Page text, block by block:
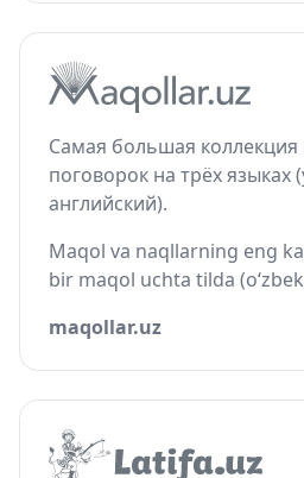
Самая большая коллекция
поговорок на трёх языках
английский).
Maqol va naqllarning eng
bir maqol uchta tilda
maqollar.uz